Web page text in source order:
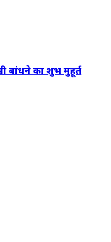
बांधने का शुभ मुहूर्त